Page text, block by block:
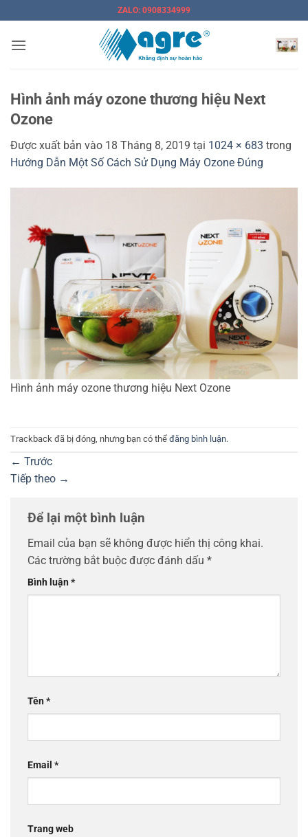
nội
ZALO: 0908334999
Hình ảnh máy ozone thương hiệu Next
Ozone
Được xuất bản vào 18 Tháng 8, 2019 tại 1024 × 683 trong
Hướng Dẫn Một Số Cách Sử Dụng Máy Ozone Đúng
Hình ảnh máy ozone thương hiệu Next Ozone
Trackback đã bị đóng, nhưng bạn có thể đăng bình luận.
← Trước
Tiếp theo →
Để lại một bình luận
Email của bạn sẽ không được hiển thị công khai.
Các trường bắt buộc được đánh dấu *
Bình luận*
Tên*
Email *
Trang web